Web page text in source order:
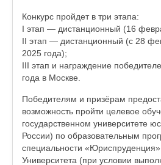
Конкурс пройдет в три этапа:
I этап — дистанционный (16
II этап — дистанционный (с 28
2025 года);
III этап и награждение
года в Москве.
Победителям и призёрам
возможность пройти целевое
государственном университете
России) по образовательным
специальности «Юриспруденция»
Университета (при условии